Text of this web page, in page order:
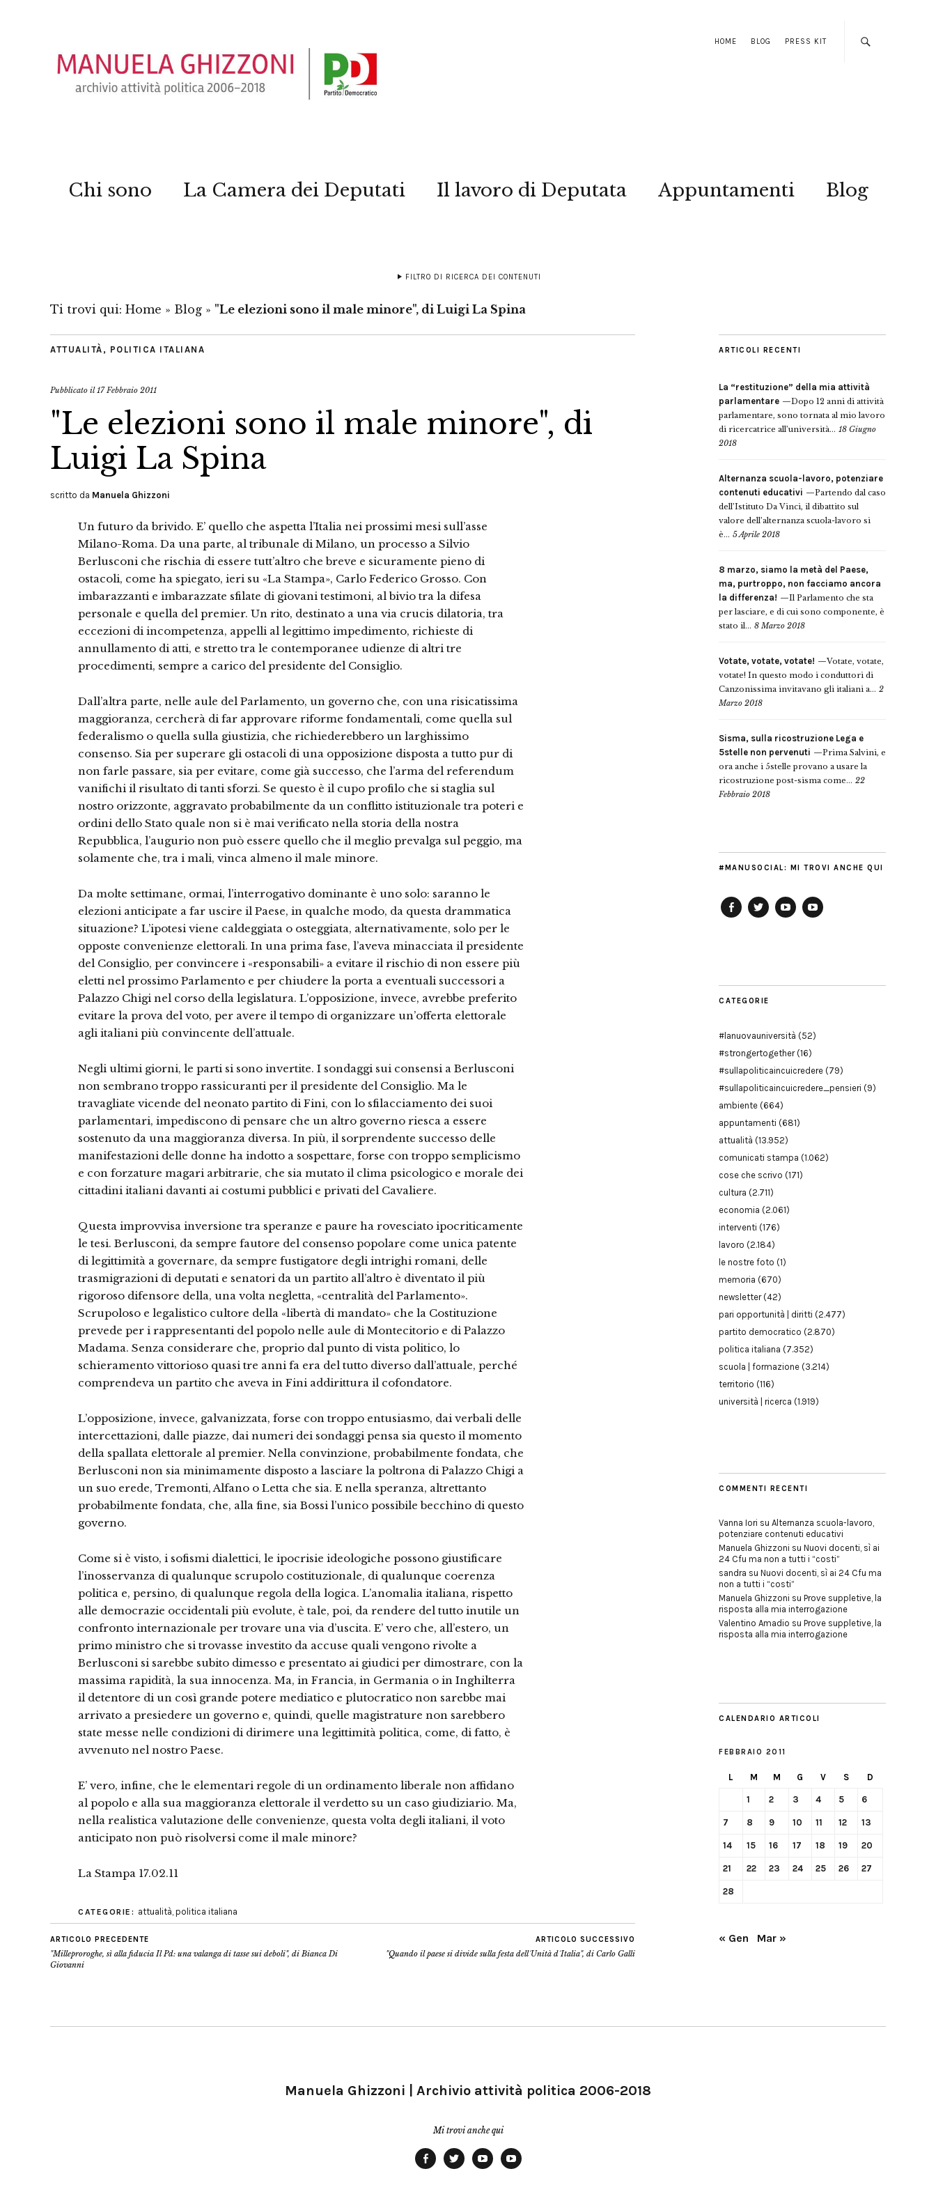
HOME BLOG PRESS KIT
Chi sono La Camera dei Deputati Il lavoro di Deputata Appuntamenti Blog
FILTRO DI RICERCA DEI CONTENUTI
Ti trovi qui: Home » Blog » "Le elezioni sono il male minore", di Luigi La Spina
ATTUALITÀ , POLITICA ITALIANA
Pubblicato il17 Febbraio 2011
"Le elezioni sono il male minore", di
Luigi La Spina
scritto da Manuela Ghizzoni
Un futuro da brivido. E’ quello che aspetta l’Italia nei prossimi mesi sull’asse
Milano-Roma. Da una parte, al tribunale di Milano, un processo a Silvio
Berlusconi che rischia di essere tutt’altro che breve e sicuramente pieno di
ostacoli, come ha spiegato, ieri su «La Stampa», Carlo Federico Grosso. Con
imbarazzanti e imbarazzate sfilate di giovani testimoni, al bivio tra la difesa
personale e quella del premier. Un rito, destinato a una via crucis dilatoria, tra
eccezioni di incompetenza, appelli al legittimo impedimento, richieste di
annullamento di atti, e stretto tra le contemporanee udienze di altri tre
procedimenti, sempre a carico del presidente del Consiglio.
Dall’altra parte, nelle aule del Parlamento, un governo che, con una risicatissima
maggioranza, cercherà di far approvare riforme fondamentali, come quella sul
federalismo o quella sulla giustizia, che richiederebbero un larghissimo
consenso. Sia per superare gli ostacoli di una opposizione disposta a tutto pur di
non farle passare, sia per evitare, come già successo, che l’arma del referendum
vanifichi il risultato di tanti sforzi. Se questo è il cupo profilo che si staglia sul
nostro orizzonte, aggravato probabilmente da un conflitto istituzionale tra poteri e
ordini dello Stato quale non si è mai verificato nella storia della nostra
Repubblica, l’augurio non può essere quello che il meglio prevalga sul peggio, ma
solamente che, tra i mali, vinca almeno il male minore.
Da molte settimane, ormai, l’interrogativo dominante è uno solo: saranno le
elezioni anticipate a far uscire il Paese, in qualche modo, da questa drammatica
situazione? L’ipotesi viene caldeggiata o osteggiata, alternativamente, solo per le
opposte convenienze elettorali. In una prima fase, l’aveva minacciata il presidente
del Consiglio, per convincere i «responsabili» a evitare il rischio di non essere più
eletti nel prossimo Parlamento e per chiudere la porta a eventuali successori a
Palazzo Chigi nel corso della legislatura. L’opposizione, invece, avrebbe preferito
evitare la prova del voto, per avere il tempo di organizzare un’offerta elettorale
agli italiani più convincente dell’attuale.
Negli ultimi giorni, le parti si sono invertite. I sondaggi sui consensi a Berlusconi
non sembrano troppo rassicuranti per il presidente del Consiglio. Ma le
travagliate vicende del neonato partito di Fini, con lo sfilacciamento dei suoi
parlamentari, impediscono di pensare che un altro governo riesca a essere
sostenuto da una maggioranza diversa. In più, il sorprendente successo delle
manifestazioni delle donne ha indotto a sospettare, forse con troppo semplicismo
e con forzature magari arbitrarie, che sia mutato il clima psicologico e morale dei
cittadini italiani davanti ai costumi pubblici e privati del Cavaliere.
Questa improvvisa inversione tra speranze e paure ha rovesciato ipocriticamente
le tesi. Berlusconi, da sempre fautore del consenso popolare come unica patente
di legittimità a governare, da sempre fustigatore degli intrighi romani, delle
trasmigrazioni di deputati e senatori da un partito all’altro è diventato il più
rigoroso difensore della, una volta negletta, «centralità del Parlamento».
Scrupoloso e legalistico cultore della «libertà di mandato» che la Costituzione
prevede per i rappresentanti del popolo nelle aule di Montecitorio e di Palazzo
Madama. Senza considerare che, proprio dal punto di vista politico, lo
schieramento vittorioso quasi tre anni fa era del tutto diverso dall’attuale, perché
comprendeva un partito che aveva in Fini addirittura il cofondatore.
L’opposizione, invece, galvanizzata, forse con troppo entusiasmo, dai verbali delle
intercettazioni, dalle piazze, dai numeri dei sondaggi pensa sia questo il momento
della spallata elettorale al premier. Nella convinzione, probabilmente fondata, che
Berlusconi non sia minimamente disposto a lasciare la poltrona di Palazzo Chigi a
un suo erede, Tremonti, Alfano o Letta che sia. E nella speranza, altrettanto
probabilmente fondata, che, alla fine, sia Bossi l’unico possibile becchino di questo
governo.
Come si è visto, i sofismi dialettici, le ipocrisie ideologiche possono giustificare
l’inosservanza di qualunque scrupolo costituzionale, di qualunque coerenza
politica e, persino, di qualunque regola della logica. L’anomalia italiana, rispetto
alle democrazie occidentali più evolute, è tale, poi, da rendere del tutto inutile un
confronto internazionale per trovare una via d’uscita. E’ vero che, all’estero, un
primo ministro che si trovasse investito da accuse quali vengono rivolte a
Berlusconi si sarebbe subito dimesso e presentato ai giudici per dimostrare, con la
massima rapidità, la sua innocenza. Ma, in Francia, in Germania o in Inghilterra
il detentore di un così grande potere mediatico e plutocratico non sarebbe mai
arrivato a presiedere un governo e, quindi, quelle magistrature non sarebbero
state messe nelle condizioni di dirimere una legittimità politica, come, di fatto, è
avvenuto nel nostro Paese.
E’ vero, infine, che le elementari regole di un ordinamento liberale non affidano
al popolo e alla sua maggioranza elettorale il verdetto su un caso giudiziario. Ma,
nella realistica valutazione delle convenienze, questa volta degli italiani, il voto
anticipato non può risolversi come il male minore?
La Stampa 17.02.11
CATEGORIE: attualità, politica italiana
ARTICOLO PRECEDENTE
"Milleproroghe, sì alla fiducia Il Pd: una valanga di tasse sui deboli", di Bianca Di
Giovanni
ARTICOLO SUCCESSIVO
"Quando il paese si divide sulla festa dell´Unità d´Italia", di Carlo Galli
ARTICOLI RECENTI
La “restituzione” della mia attività
parlamentare
Dopo 12 anni di attività
parlamentare, sono tornata al mio lavoro
di ricercatrice all’università... 18 Giugno
2018
Alternanza scuola-lavoro, potenziare
contenuti educativi
Partendo dal caso
dell’Istituto Da Vinci, il dibattito sul
valore dell’alternanza scuola-lavoro si
è... 5 Aprile 2018
8 marzo, siamo la metà del Paese,
ma, purtroppo, non facciamo ancora
la differenza!
Il Parlamento che sta
per lasciare, e di cui sono componente, è
stato il... 8 Marzo 2018
Votate, votate, votate!
Votate, votate,
votate! In questo modo i conduttori di
Canzonissima invitavano gli italiani a... 2
Marzo 2018
Sisma, sulla ricostruzione Lega e
5stelle non pervenuti
Prima Salvini, e
ora anche i 5stelle provano a usare la
ricostruzione post-sisma come... 22
Febbraio 2018
#MANUSOCIAL: MI TROVI ANCHE QUI
CATEGORIE
#lanuovauniversità (52)
#strongertogether(16)
#sullapoliticaincuicredere (79)
#sullapoliticaincuicredere_pensieri (9)
ambiente (664)
appuntamenti (681)
attualità (13.952)
comunicati stampa (1.062)
cose che scrivo (171)
cultura (2.711)
economia (2.061)
interventi (176)
lavoro (2.184)
le nostre foto (1)
memoria (670)
newsletter(42)
pari opportunità | diritti (2.477)
partito democratico (2.870)
politica italiana (7.352)
scuola | formazione (3.214)
territorio (116)
università | ricerca (1.919)
COMMENTI RECENTI
Vanna Iori su Alternanza scuola-lavoro,
potenziare contenuti educativi
Manuela Ghizzoni su Nuovi docenti, sì ai
24 Cfu ma non a tutti i “costi”
sandra su Nuovi docenti, sì ai 24 Cfu ma
non a tutti i “costi”
Manuela Ghizzoni su Prove suppletive, la
risposta alla mia interrogazione
Valentino Amadio su Prove suppletive, la
risposta alla mia interrogazione
CALENDARIO ARTICOLI
FEBBRAIO 2011
L M M G V S D
1 2 3 4 5 6
7 8 9 10 11 12 13
14 15 16 17 18 19 20
21 22 23 24 25 26 27
28
« Gen Mar »
Manuela Ghizzoni | Archivio attività politica 2006-2018
Mi trovi anche qui